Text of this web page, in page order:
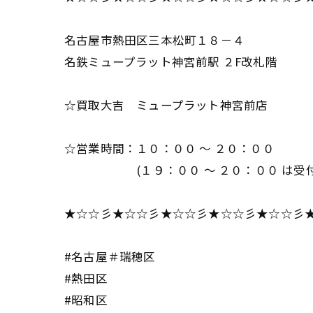
名古屋市熱田区三本松町１８－４
名鉄ミュープラット神宮前駅 ２F改札階
☆買取大吉 ミュープラット神宮前店
☆営業時間：１０：００ ～ ２０：００
(１９：００ ～ ２０：００ は受付
★☆☆彡★☆☆彡★☆☆彡★☆☆彡★☆☆彡
#名古屋＃瑞穂区
#熱田区
#昭和区